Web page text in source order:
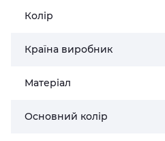
Колір
Країна виробник
Матеріал
Основний колір